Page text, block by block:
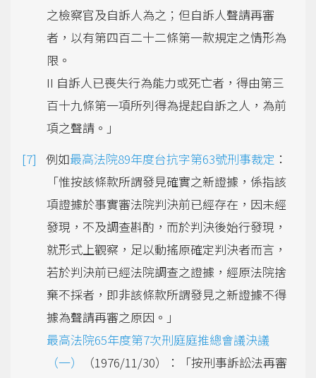
之檢察官及自訴人為之；但自訴人聲請再審
者，以有第四百二十二條第一款規定之情形為
限。
II 自訴人已喪失行為能力或死亡者，得由第三
百十九條第一項所列得為提起自訴之人，為前
項之聲請。」
例如最高法院89年度台抗字第63號刑事裁定 ：
「惟按該條款所謂發見確實之新證據，係指該
項證據於事實審法院判決前已經存在，因未經
發現，不及調查斟酌，而於判決後始行發現，
就形式上觀察，足以動搖原確定判決者而言，
若於判決前已經法院調查之證據，經原法院捨
棄不採者，即非該條款所謂發見之新證據不得
據為聲請再審之原因。」
最高法院65年度第7次刑庭庭推總會議決議
（一）
（1976/11/30）：「按刑事訴訟法再審